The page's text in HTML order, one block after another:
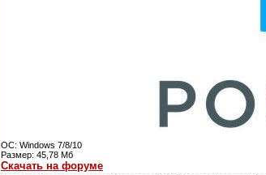
ОС: Windows 7/8/10
Размер: 45,78 Мб
Скачать на форуме